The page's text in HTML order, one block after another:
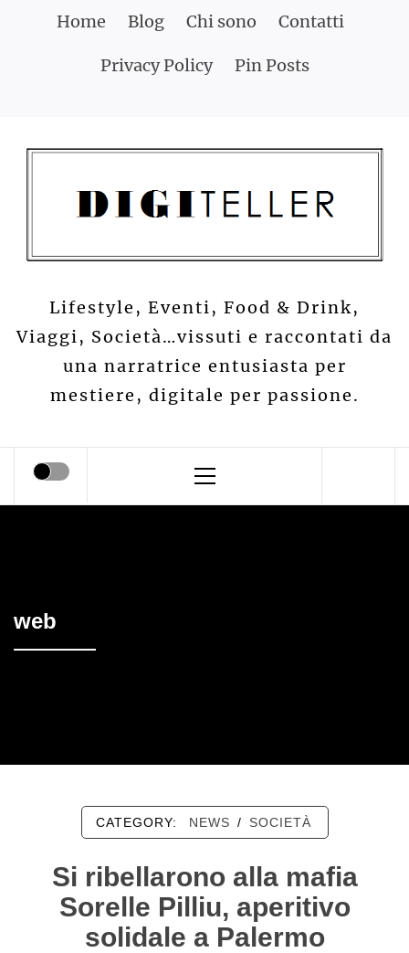
Home Blog Chi sono Contatti
Privacy Policy Pin Posts
Lifestyle, Eventi, Food & Drink,
Viaggi, Società…vissuti e raccontati da
una narratrice entusiasta per
mestiere, digitale per passione.
Menu
web
CATEGORY: NEWS / SOCIETÀ
Si ribellarono alla mafia
Sorelle Pilliu, aperitivo
solidale a Palermo